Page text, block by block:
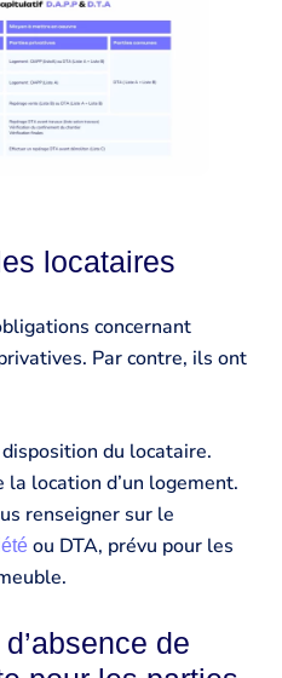
locataires
concernant
Par contre, ils ont
du locataire.
la location d’un logement.
renseigner sur le
ou DTA, prévu pour les
de